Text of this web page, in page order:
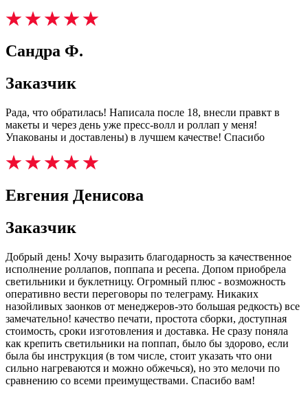
Сандра Ф.
Заказчик
Рада, что обратилась! Написала после 18, внесли правкт в
макеты и через день уже пресс-волл и роллап у меня!
Упакованы и доставлены) в лучшем качестве! Спасибо
Евгения Денисова
Заказчик
Добрый день! Хочу выразить благодарность за качественное
исполнение роллапов, поппапа и ресепа. Допом приобрела
светильники и буклетницу. Огромный плюс - возможность
оперативно вести переговоры по телеграму. Никаких
назойливых заонков от менеджеров-это большая редкость) все
замечательно! качество печати, простота сборки, доступная
стоимость, сроки изготовления и доставка. Не сразу поняла
как крепить светильники на поппап, было бы здорово, если
была бы инструкция (в том числе, стоит указать что они
сильно нагреваются и можно обжечься), но это мелочи по
сравнению со всеми преимуществами. Спасибо вам!